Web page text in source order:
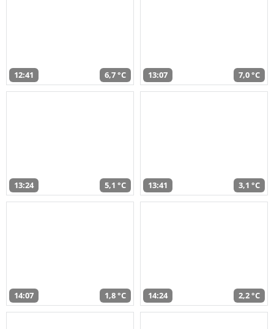
12:41 6,7 °C 13:07 7,0 °C
13:24 5,1 °C 13:41 3,1 °C
14:07 1,8 °C 14:24 2,2 °C